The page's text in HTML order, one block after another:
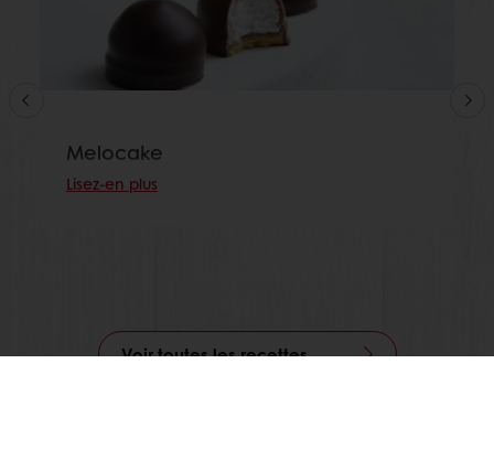
Melocake
Lisez-en plus
Voir toutes les recettes